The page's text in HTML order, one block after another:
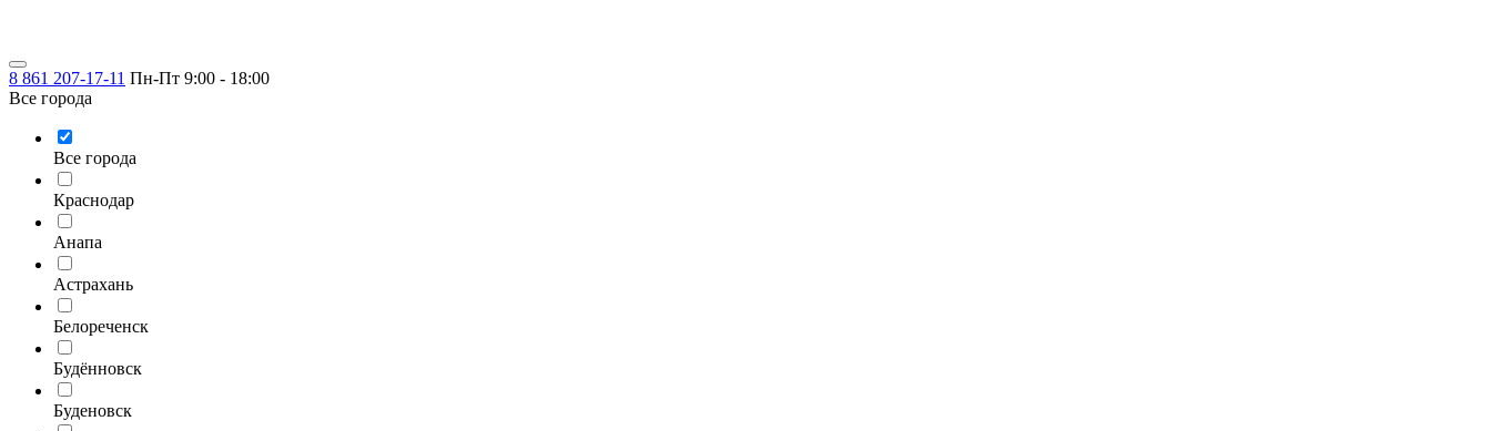
8 861 207-17-11 Пн-Пт 9:00 - 18:00
Все города
Все города
Краснодар
Анапа
Астрахань
Белореченск
Будённовск
Буденовск